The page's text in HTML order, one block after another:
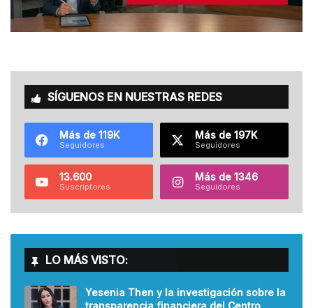
SÍGUENOS EN NUESTRAS REDES
Más de 119K
Seguidores
Más de 197K
Seguidores
13.600
Suscriptores
Más de 1346
Seguidores
LO MÁS VISTO:
Yesenia Then y la investigación sobre la
transparencia financiera del Centro